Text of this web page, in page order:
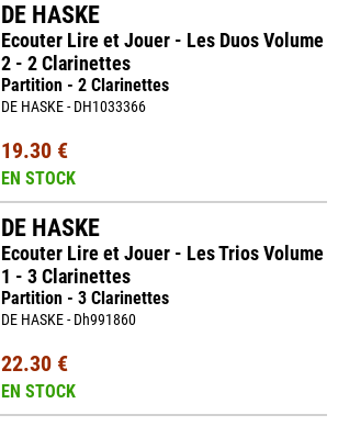
DE HASKE
Ecouter Lire et Jouer - Les Duos Volume
2 - 2 Clarinettes
Partition - 2 Clarinettes
DE HASKE - DH1033366
19.30 €
EN STOCK
DE HASKE
Ecouter Lire et Jouer - Les Trios Volume
1 - 3 Clarinettes
Partition - 3 Clarinettes
DE HASKE - Dh991860
22.30 €
EN STOCK